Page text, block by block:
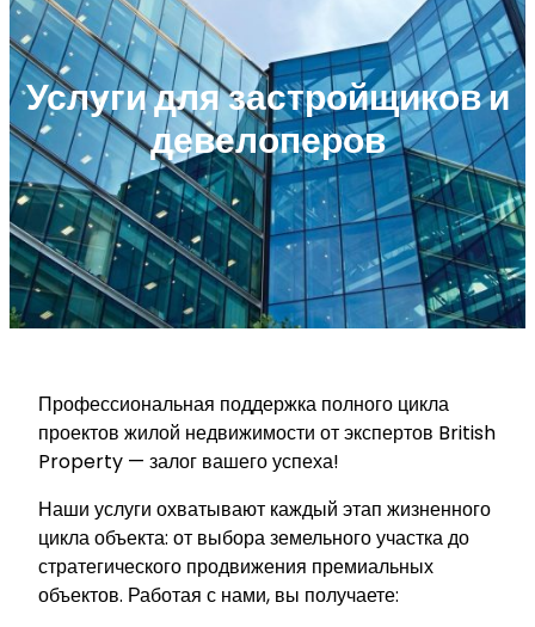
Услуги для застройщиков и
девелоперов
Профессиональная поддержка полного цикла
проектов жилой недвижимости от экспертов British
Property — залог вашего успеха!
Наши услуги охватывают каждый этап жизненного
цикла объекта: от выбора земельного участка до
стратегического продвижения премиальных
объектов. Работая с нами, вы получаете: